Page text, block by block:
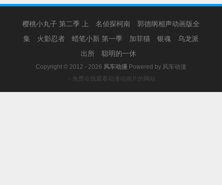
樱桃小丸子 第二季 上 名侦探柯南
郭德纲相声动画版全
集
火影忍者 蜡笔小新 第一季 加菲猫 银魂
乌龙派
出所
聪明的一休
Copyright © 2012 - 2026 风车动漫 Powered by 风车动漫
－免费在线观看动漫动画片的网站